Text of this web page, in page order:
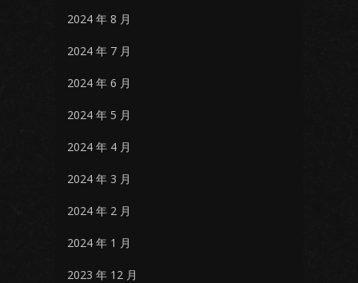
2024 年 8 月
2024 年 7 月
2024 年 6 月
2024 年 5 月
2024 年 4 月
2024 年 3 月
2024 年 2 月
2024 年 1 月
2023 年 12 月